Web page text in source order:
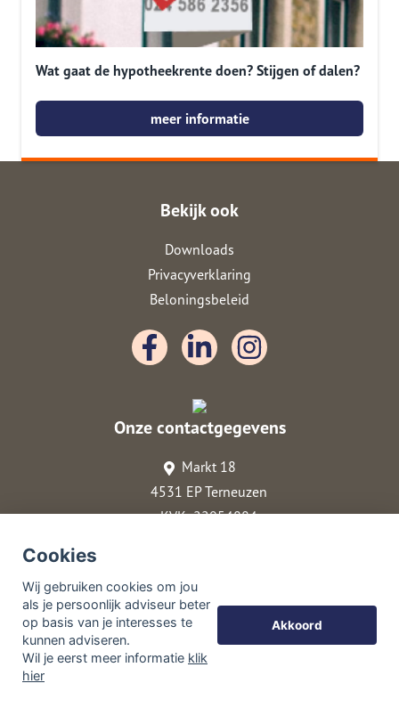
Cookies
Wij gebruiken cookies om jou
als je persoonlijk adviseur beter
op basis van je interesses te
kunnen adviseren.
Wil je eerst meer informatie klik
hier
Akkoord
Wat gaat de hypotheekrente doen? Stijgen of dalen?
meer informatie
Bekijk ook
Downloads
Privacyverklaring
Beloningsbeleid
Onze contactgegevens
Markt 18
4531 EP Terneuzen
KVK: 22054884
info@dehypotheekexpert-terneuzen.nl
06 - 33 44 00 00
© CopyrightAssupport BV2026
Sitemap
Disclaimer